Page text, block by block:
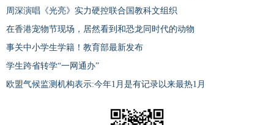
周深演唱《光亮》实力硬控联合国教科文组织
在香港宠物节现场，居然看到和恐龙同时代的动物
事关中小学生学籍！教育部最新发布
学生跨省转学“一网通办”
欧盟气候监测机构表示:今年1月是有记录以来最热1月